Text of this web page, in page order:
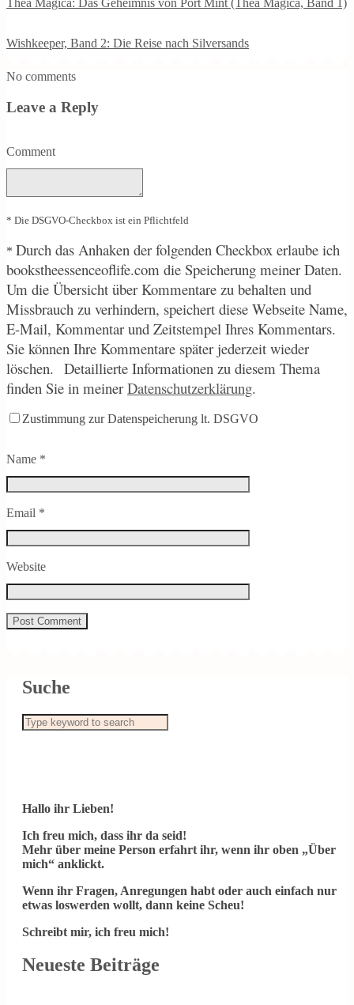
Thea Magica: Das Geheimnis von Port Mint (Thea Magica, Band 1)
Wishkeeper, Band 2: Die Reise nach Silversands
No comments
Leave a Reply
Comment
* Die DSGVO-Checkbox ist ein Pflichtfeld
* Durch das Anhaken der folgenden Checkbox erlaube ich
bookstheessenceoflife.com die Speicherung meiner Daten.
Um die Übersicht über Kommentare zu behalten und
Missbrauch zu verhindern, speichert diese Webseite Name,
E-Mail, Kommentar und Zeitstempel Ihres Kommentars.
Sie können Ihre Kommentare später jederzeit wieder
löschen. Detaillierte Informationen zu diesem Thema
finden Sie in meiner Datenschutzerklärung.
Zustimmung zur Datenspeicherung lt. DSGVO
Name *
Email *
Website
Suche
Hallo ihr Lieben!
Ich freu mich, dass ihr da seid!
Mehr über meine Person erfahrt ihr, wenn ihr oben „Über
mich“ anklickt.
Wenn ihr Fragen, Anregungen habt oder auch einfach nur
etwas loswerden wollt, dann keine Scheu!
Schreibt mir, ich freu mich!
Neueste Beiträge